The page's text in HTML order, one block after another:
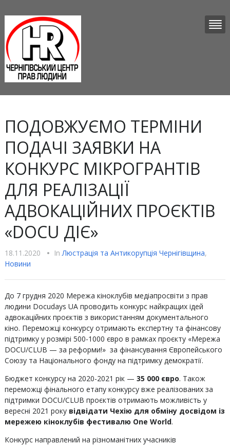
ПОДОВЖУЄМО ТЕРМІНИ
ПОДАЧІ ЗАЯВКИ НА
КОНКУРС МІКРОГРАНТІВ
ДЛЯ РЕАЛІЗАЦІЇ
АДВОКАЦІЙНИХ ПРОЄКТІВ
«DOCU ДІЄ»
18.11.2020 • InЛюстрацiя та Антикорупцiя Чернігівщина,
Новини
До 7 грудня 2020 Мережа кіноклубів медіапросвіти з прав
людини Docudays UA проводить конкурс найкращих ідей
адвокаційних проєктів з використанням документального
кіно. Переможці конкурсу отримають експертну та фінансову
підтримку у розмірі 500-1000 євро в рамках проєкту «Мережа
DOCU/CLUB — за реформи!» за фінансування Європейського
Союзу та Національного фонду на підтримку демократії.
Бюджет конкурсу на 2020-2021 рік — 35 000 євро. Також
переможці фінального етапу конкурсу вже реалізованих за
підтримки DOCU/CLUB проєктів отримають можливість у
вересні 2021 року відвідати Чехію для обміну досвідом із
мережею кіноклубів фестивалю One World.
Конкурс направлений на різноманітних учасників